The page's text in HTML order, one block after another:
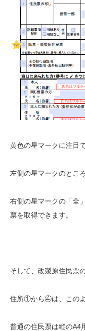
黄色の星マークに注目で
左側の星マークのとこ
右側の星マークの「全
票を取得できます。
そして、改製原住民票
住所①から④は、このよ
普通の住民票は縦のA4